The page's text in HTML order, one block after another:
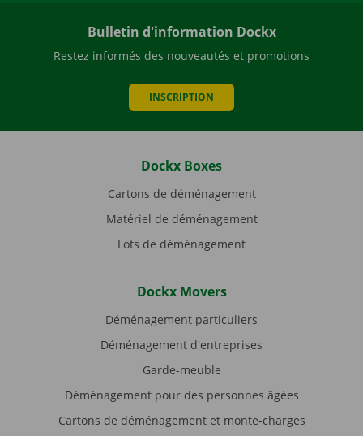
Bulletin d'information Dockx
Restez informés des nouveautés et promotions
INSCRIPTION
Dockx Boxes
Cartons de déménagement
Matériel de déménagement
Lots de déménagement
Dockx Movers
Déménagement particuliers
Déménagement d'entreprises
Garde-meuble
Déménagement pour des personnes âgées
Cartons de déménagement et monte-charges